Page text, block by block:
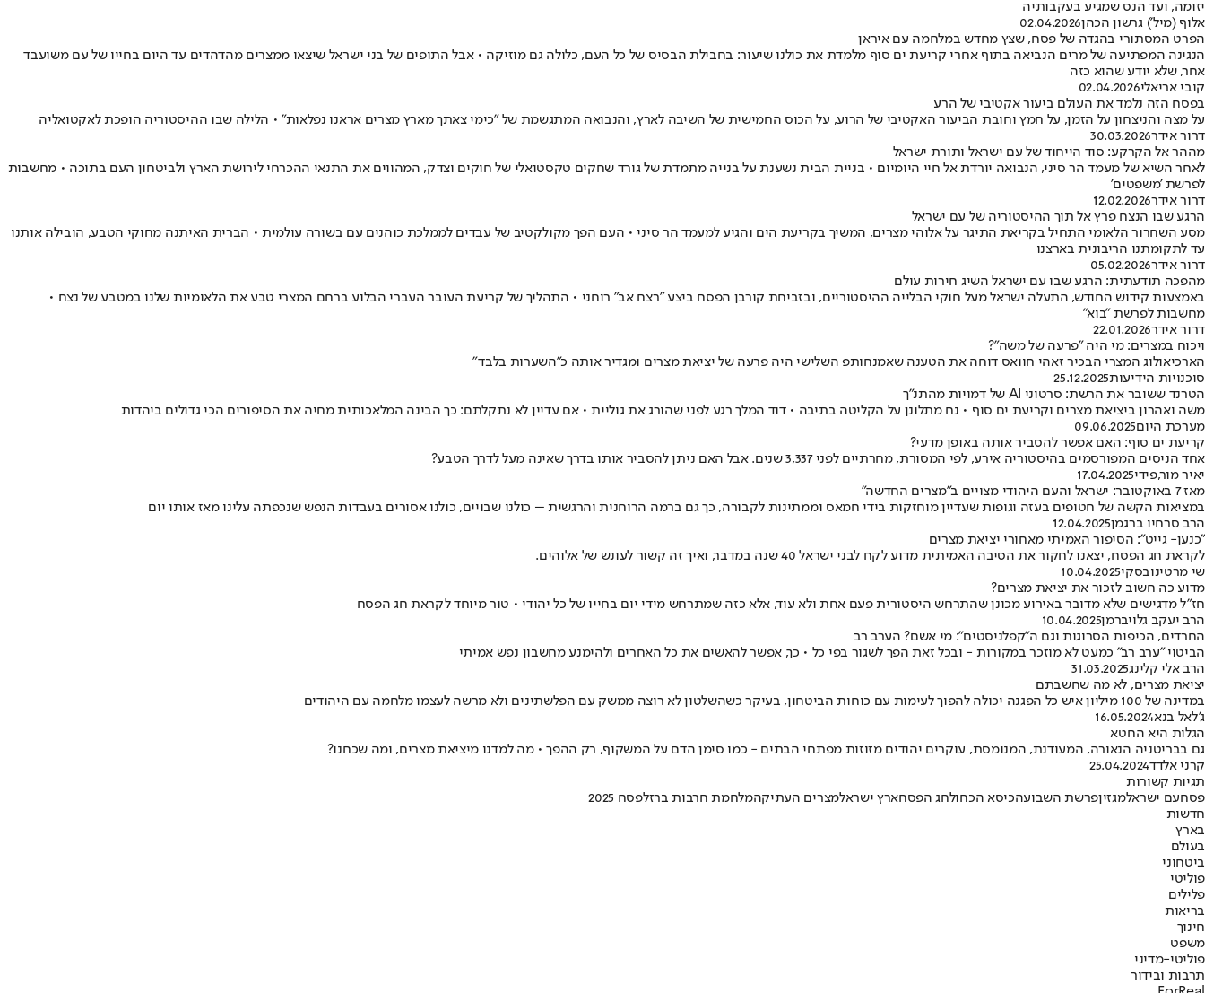
יזומה, ועד הנס שמגיע בעקבותיה
אלוף (מיל') גרשון הכהן02.04.2026
הפרט המסתורי בהגדה של פסח, שצץ מחדש במלחמה עם איראן
הנגינה המפתיעה של מרים הנביאה בתוף אחרי קריעת ים סוף מלמדת את כולנו שיעור: בחבילת הבסיס של כל העם, כלולה גם מוזיקה • אבל התופים של בני ישראל שיצאו ממצרים מהדהדים עד היום בחייו של עם משועבד
אחר, שלא יודע שהוא כזה
קובי אריאלי02.04.2026
בפסח הזה נלמד את העולם ביעור אקטיבי של הרע
על מצה והניצחון על הזמן, על חמץ וחובת הביעור האקטיבי של הרוע, על הכוס החמישית של השיבה לארץ, והנבואה המתגשמת של "כימי צאתך מארץ מצרים אראנו נפלאות" • הלילה שבו ההיסטוריה הופכת לאקטואליה
דרור אידר30.03.2026
מההר אל הקרקע: סוד הייחוד של עם ישראל ותורת ישראל
לאחר השיא של מעמד הר סיני, הנבואה יורדת אל חיי היומיום • בניית הבית נשענת על בנייה מתמדת של גורד שחקים טקסטואלי של חוקים וצדק, המהווים את התנאי ההכרחי לירושת הארץ ולביטחון העם בתוכה • מחשבות
לפרשת 'משפטים'
דרור אידר12.02.2026
הרגע שבו הנצח פרץ אל תוך ההיסטוריה של עם ישראל
מסע השחרור הלאומי התחיל בקריאת התיגר על אלוהי מצרים, המשיך בקריעת הים והגיע למעמד הר סיני • העם הפך מקולקטיב של עבדים לממלכת כוהנים עם בשורה עולמית • הברית האיתנה מחוקי הטבע, הובילה אותנו
עד לתקומתנו הריבונית בארצנו
דרור אידר05.02.2026
מהפכה תודעתית: הרגע שבו עם ישראל השיג חירות עולם
באמצעות קידוש החודש, התעלה ישראל מעל חוקי הבלייה ההיסטוריים, ובזביחת קורבן הפסח ביצע "רצח אב" רוחני • התהליך של קריעת העובר העברי הבלוע ברחם המצרי טבע את הלאומיות שלנו במטבע של נצח •
מחשבות לפרשת "בוא"
דרור אידר22.01.2026
ויכוח במצרים: מי היה "פרעה של משה"?
הארכיאולוג המצרי הבכיר זאהי חוואס דוחה את הטענה שאמנחותפ השלישי היה פרעה של יציאת מצרים ומגדיר אותה כ"השערות בלבד"
סוכנויות הידיעות25.12.2025
הטרנד ששובר את הרשת: סרטוני AI של דמויות מהתנ"ך
משה ואהרון ביציאת מצרים וקריעת ים סוף • נח מתלונן על הקליטה בתיבה • דוד המלך רגע לפני שהורג את גוליית • אם עדיין לא נתקלתם: כך הבינה המלאכותית מחיה את הסיפורים הכי גדולים ביהדות
מערכת היום09.06.2025
קריעת ים סוף: האם אפשר להסביר אותה באופן מדעי?
אחד הניסים המפורסמים בהיסטוריה אירע, לפי המסורת, מחרתיים לפני 3,337 שנים. אבל האם ניתן להסביר אותו בדרך שאינה מעל לדרך הטבע?
יאיר מור,פידי17.04.2025
מאז 7 באוקטובר: ישראל והעם היהודי מצויים ב"מצרים החדשה"
במציאות הקשה של חטופים בעזה וגופות שעדיין מוחזקות בידי חמאס וממתינות לקבורה, כך גם ברמה הרוחנית והרגשית – כולנו שבויים, כולנו אסורים בעבדות הנפש שנכפתה עלינו מאז אותו יום
הרב סרחיו ברגמן12.04.2025
"כנען- גייט": הסיפור האמיתי מאחורי יציאת מצרים
לקראת חג הפסח, יצאנו לחקור את הסיבה האמיתית מדוע לקח לבני ישראל 40 שנה במדבר, ואיך זה קשור לעונש של אלוהים.
שי מרטינובסקי10.04.2025
מדוע כה חשוב לזכור את יציאת מצרים?
חז"ל מדגישים שלא מדובר באירוע מכונן שהתרחש היסטורית פעם אחת ולא עוד, אלא כזה שמתרחש מידי יום בחייו של כל יהודי • טור מיוחד לקראת חג הפסח
הרב יעקב גלויברמן10.04.2025
החרדים, הכיפות הסרוגות וגם ה"קפלניסטים": מי אשם? הערב רב
הביטוי "ערב רב" כמעט לא מוזכר במקורות - ובכל זאת הפך לשגור בפי כל • כך, אפשר להאשים את כל האחרים ולהימנע מחשבון נפש אמיתי
הרב אלי קלינג31.03.2025
יציאת מצרים, לא מה שחשבתם
במדינה של 100 מיליון איש כל הפגנה יכולה להפוך לעימות עם כוחות הביטחון, בעיקר כשהשלטון לא רוצה ממשק עם הפלשתינים ולא מרשה לעצמו מלחמה עם היהודים
ג'לאל בנא16.05.2024
הגלות היא החטא
גם בבריטניה הנאורה, המעודנת, המנומסת, עוקרים יהודים מזוזות מפתחי הבתים - כמו סימן הדם על המשקוף, רק ההפך • מה למדנו מיציאת מצרים, ומה שכחנו?
קרני אלדד25.04.2024
תגיות קשורות
פסחעם ישראלמגזיןפרשת השבועהכיסא הכחולחג הפסחארץ ישראלמצרים העתיקהמלחמת חרבות ברזלפסח 2025
חדשות
בארץ
בעולם
ביטחוני
פוליטי
פלילים
בריאות
חינוך
משפט
פוליטי-מדיני
תרבות ובידור